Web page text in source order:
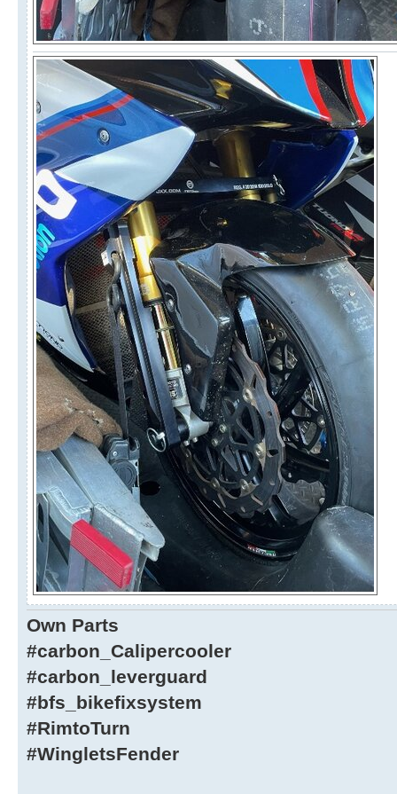
Own Parts
#carbon_Calipercooler
#carbon_leverguard
#bfs_bikefixsystem
#RimtoTurn
#WingletsFender